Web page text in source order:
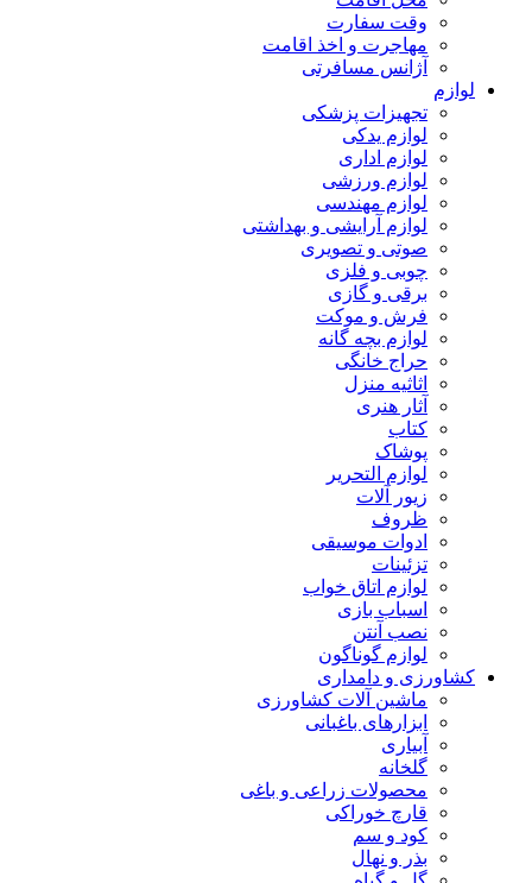
وقت سفارت
مهاجرت و اخذ اقامت
آژانس مسافرتی
لوازم
تجهیزات پزشکی
لوازم یدکی
لوازم اداری
لوازم ورزشی
لوازم مهندسی
لوازم آرایشی و بهداشتی
صوتی و تصویری
چوبی و فلزی
برقی و گازی
فرش و موکت
لوازم بچه گانه
حراج خانگی
اثاثیه منزل
آثار هنری
کتاب
پوشاک
لوازم التحریر
زیور آلات
ظروف
ادوات موسیقی
تزئینات
لوازم اتاق خواب
اسباب بازی
نصب آنتن
لوازم گوناگون
کشاورزی و دامداری
ماشین آلات کشاورزی
ابزارهای باغبانی
آبیاری
گلخانه
محصولات زراعی و باغی
قارچ خوراکی
کود و سم
بذر و نهال